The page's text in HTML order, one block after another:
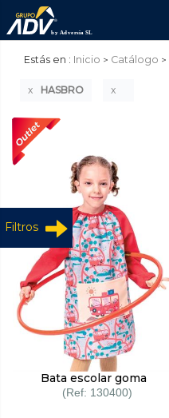
Estás en : Inicio Catálogo
Filtros
HASBRO
Bata escolar goma
130400